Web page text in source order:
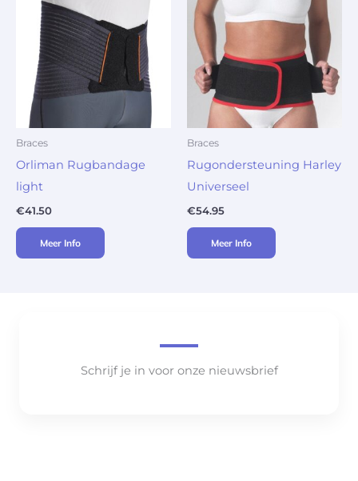
Braces
Orliman Rugbandage
light
€41.50
Meer Info
Braces
Rugondersteuning Harley
Universeel
€54.95
Meer Info
Schrijf je in voor onze nieuwsbrief